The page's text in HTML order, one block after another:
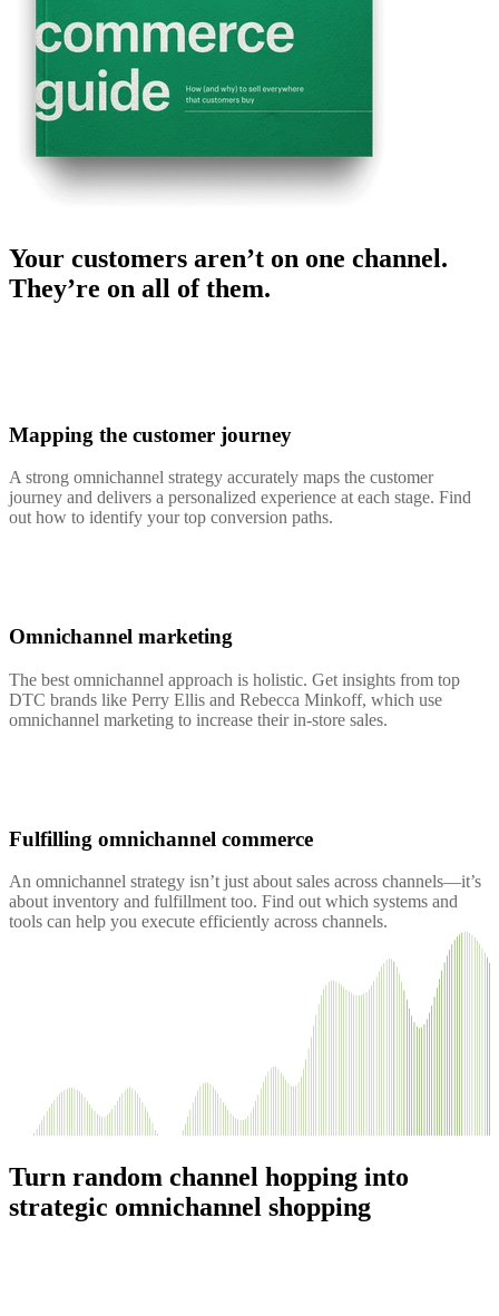
Your customers aren’t on one channel.
They’re on all of them.
Mapping the customer journey
A strong omnichannel strategy accurately maps the customer
journey and delivers a personalized experience at each stage. Find
out how to identify your top conversion paths.
Omnichannel marketing
The best omnichannel approach is holistic. Get insights from top
DTC brands like Perry Ellis and Rebecca Minkoff, which use
omnichannel marketing to increase their in-store sales.
Fulfilling omnichannel commerce
An omnichannel strategy isn’t just about sales across channels—it’s
about inventory and fulfillment too. Find out which systems and
tools can help you execute efficiently across channels.
Turn random channel hopping into
strategic omnichannel shopping